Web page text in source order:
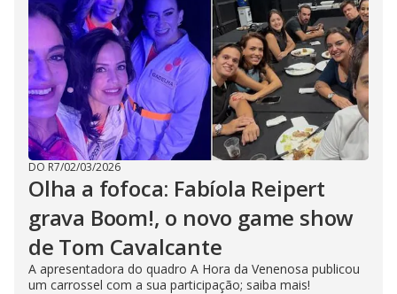
DO R7/02/03/2026
Olha a fofoca: Fabíola Reipert
grava Boom!, o novo game show
de Tom Cavalcante
A apresentadora do quadro A Hora da Venenosa publicou
um carrossel com a sua participação; saiba mais!